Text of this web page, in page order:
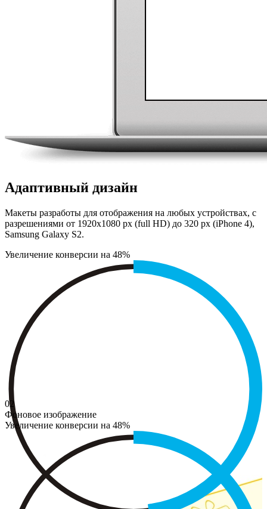
Адаптивный дизайн
Макеты разработы для отображения на любых устройствах, с
разрешениями от 1920х1080 px (full HD) до 320 px (iPhone 4),
Samsung Galaxy S2.
Увеличение конверсии на 48%
02
Фоновое изображение
Увеличение конверсии на 48%